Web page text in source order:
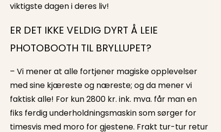
viktigste dagen i deres liv!
ER DET IKKE VELDIG DYRT Å LEIE
PHOTOBOOTH TIL BRYLLUPET?
– Vi mener at alle fortjener magiske opplevelser
med sine kjæreste og næreste; og da mener vi
faktisk alle! For kun 2800 kr. ink. mva. får man en
fiks ferdig underholdningsmaskin som sørger for
timesvis med moro for gjestene. Frakt tur-tur retur